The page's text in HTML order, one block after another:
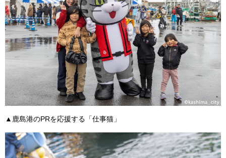
▲鹿島港のPRを応援する「仕事猫」